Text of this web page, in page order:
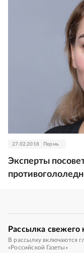
27.02.2018 Пермь
Эксперты
Рассылка свежего
В рассылку включаются
«Российской Газеты»